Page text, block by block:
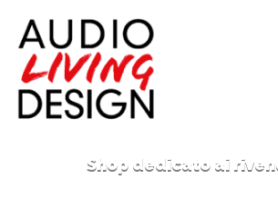
Shop dedicato ai